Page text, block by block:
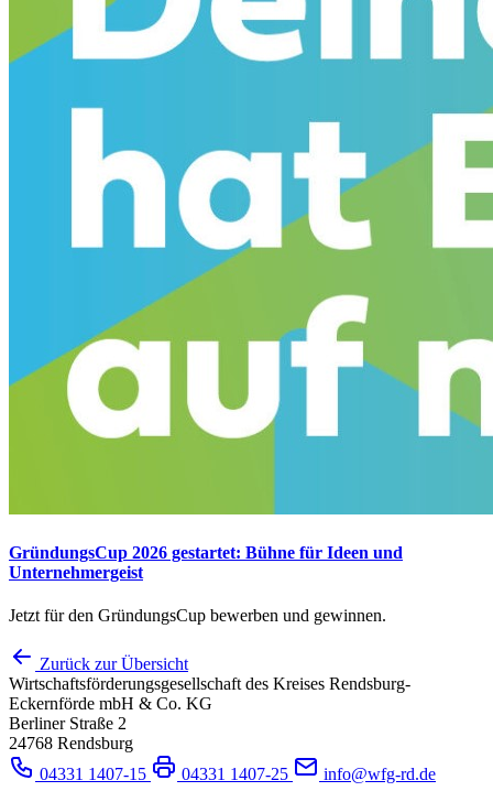
GründungsCup 2026 gestartet: Bühne für Ideen und
Unternehmergeist
Jetzt für den GründungsCup bewerben und gewinnen.
Zurück zur Übersicht
Wirtschaftsförderungsgesellschaft des Kreises Rendsburg-
Eckernförde mbH & Co. KG
Berliner Straße 2
24768 Rendsburg
04331 1407-15
04331 1407-25 info@wfg-rd.de